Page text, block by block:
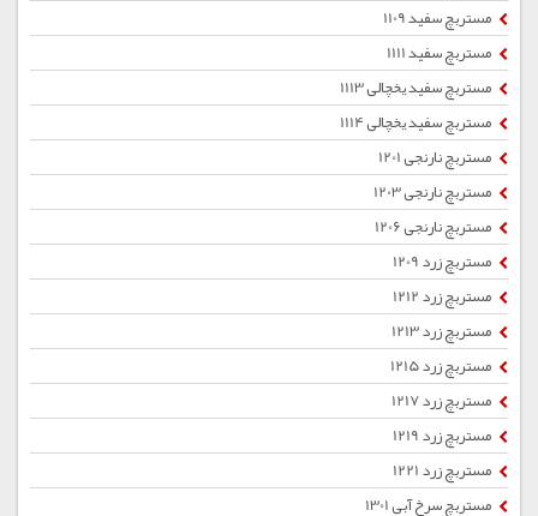
مستربچ سفید 1109
مستربچ سفید 1111
مستربچ سفید یخچالی 1113
مستربچ سفید یخچالی 1114
مستربچ نارنجی 1201
مستربچ نارنجی 1203
مستربچ نارنجی 1206
مستربچ زرد 1209
مستربچ زرد 1212
مستربچ زرد 1213
مستربچ زرد 1215
مستربچ زرد 1217
مستربچ زرد 1219
مستربچ زرد 1221
مستربچ سرخ آبی 1301